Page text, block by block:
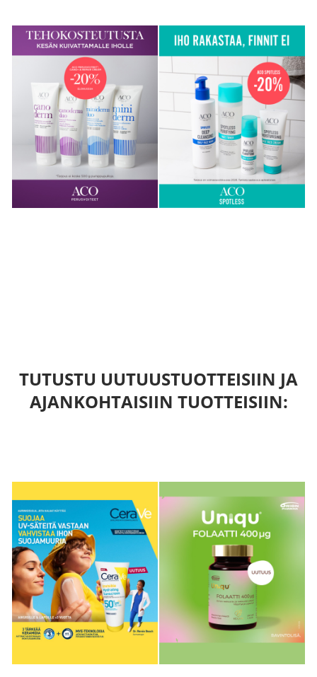
TUTUSTU UUTUUSTUOTTEISIIN JA
AJANKOHTAISIIN TUOTTEISIIN: